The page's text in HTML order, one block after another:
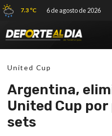
7.3 ºC 6 de agosto de 2026
United Cup
Argentina,
United Cup
sets